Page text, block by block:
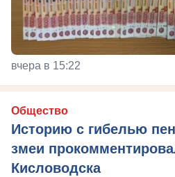
вчера в 15:22
Общество
Историю с гибелью
змеи
Кисловодска